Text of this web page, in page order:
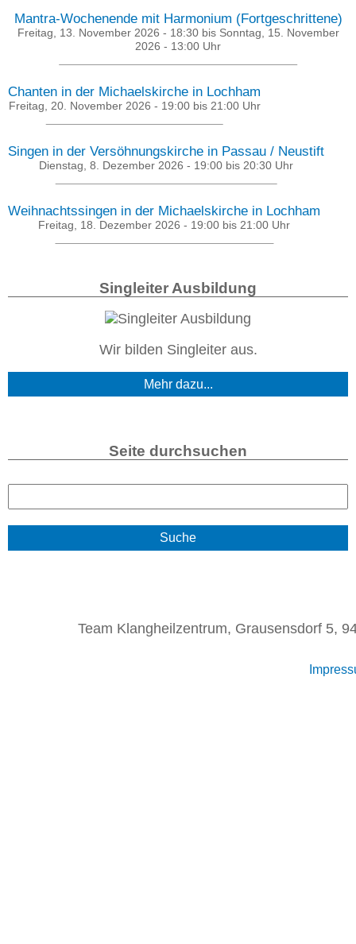
Mantra-Wochenende mit Harmonium (Fortgeschrittene)
Freitag, 13. November 2026 - 18:30bis Sonntag, 15. November
2026 - 13:00 Uhr
Chanten in der Michaelskirche in Lochham
Freitag, 20. November 2026 - 19:00bis 21:00Uhr
Singen in der Versöhnungskirche in Passau / Neustift
Dienstag, 8. Dezember 2026 - 19:00 bis 20:30 Uhr
Weihnachtssingen in der Michaelskirche in Lochham
Freitag, 18. Dezember 2026 - 19:00 bis 21:00 Uhr
Singleiter Ausbildung
Wir bilden Singleiter aus.
Mehr dazu...
Seite durchsuchen
S
c
Team Klangheilzentrum, Grausensdorf 5,